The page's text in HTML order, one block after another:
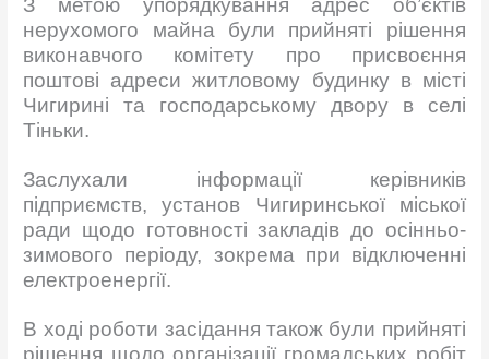
З метою упорядкування адрес об’єктів
нерухомого майна були прийняті рішення
виконавчого комітету про присвоєння
поштові адреси житловому будинку в місті
Чигирині та господарському двору в селі
Тіньки.
Заслухали інформації керівників
підприємств, установ Чигиринської міської
ради щодо готовності закладів до осінньо-
зимового періоду, зокрема при відключенні
електроенергії.
В ході роботи засідання також були прийняті
рішення щодо організації громадських робіт